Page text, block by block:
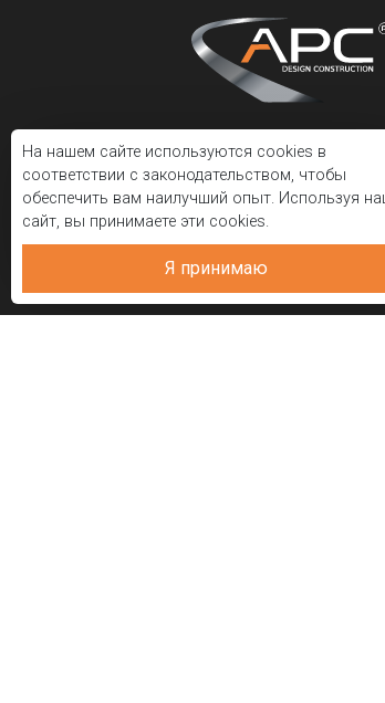
На нашем сайте используются cookies в
соответствии с законодательством, чтобы
обеспечить вам наилучший опыт. Используя
сайт, вы принимаете эти cookies.
Я принимаю
Корпоративный